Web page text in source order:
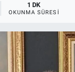
1 DK
OKUNMA SÜRESI